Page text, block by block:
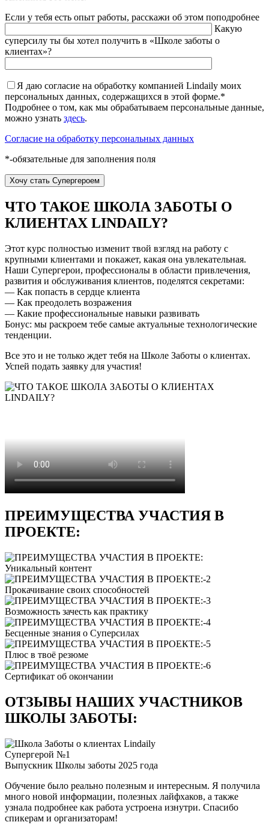
Если у тебя есть опыт работы, расскажи об этом поподробнее
Какую
суперсилу ты бы хотел получить в «Школе заботы о
клиентах»?
Я даю согласие на обработку компанией Lindaily моих
персональных данных, содержащихся в этой форме.*
Подробнее о том, как мы обрабатываем персональные данные,
можно узнать здесь.
Согласие на обработку персональных данных
*-обязательные для заполнения поля
ЧТО ТАКОЕ ШКОЛА ЗАБОТЫ О
КЛИЕНТАХ LINDAILY?
Этот курс полностью изменит твой взгляд на работу с
крупными клиентами и покажет, какая она увлекательная.
Наши Супергерои, профессионалы в области привлечения,
развития и обслуживания клиентов, поделятся секретами:
— Как попасть в сердце клиента
— Как преодолеть возражения
— Какие профессиональные навыки развивать
Бонус: мы раскроем тебе самые актуальные технологические
тенденции.
Все это и не только ждет тебя на Школе Заботы о клиентах.
Успей подать заявку для участия!
ПРЕИМУЩЕСТВА УЧАСТИЯ В
ПРОЕКТЕ:
Уникальный контент
Прокачивание своих способностей
Возможность зачесть как практику
Бесценные знания о Суперсилах
Плюс в твоё резюме
Сертификат об окончании
ОТЗЫВЫ НАШИХ УЧАСТНИКОВ
ШКОЛЫ ЗАБОТЫ:
Супергерой №1
Выпускник Школы заботы 2025 года
Обучение было реально полезным и интересным. Я получила
много новой информации, полезных лайфхаков, а также
узнала подробнее как работа устроена изнутри. Спасибо
спикерам и организаторам!